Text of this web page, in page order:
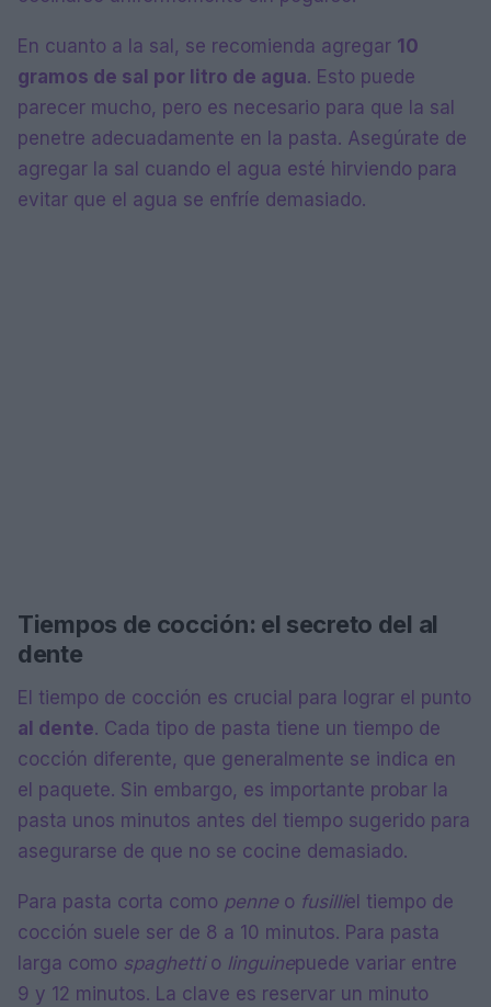
En cuanto a la sal, se recomienda agregar 10
gramos de sal por litro de agua. Esto puede
parecer mucho, pero es necesario para que la sal
penetre adecuadamente en la pasta. Asegúrate de
agregar la sal cuando el agua esté hirviendo para
evitar que el agua se enfríe demasiado.
Tiempos de cocción: el secreto del al
dente
El tiempo de cocción es crucial para lograr el punto
al dente. Cada tipo de pasta tiene un tiempo de
cocción diferente, que generalmente se indica en
el paquete. Sin embargo, es importante probar la
pasta unos minutos antes del tiempo sugerido para
asegurarse de que no se cocine demasiado.
Para pasta corta como penne o fusilliel tiempo de
cocción suele ser de 8 a 10 minutos. Para pasta
larga como spaghettio linguinepuede variar entre
9 y 12 minutos. La clave es reservar un minuto